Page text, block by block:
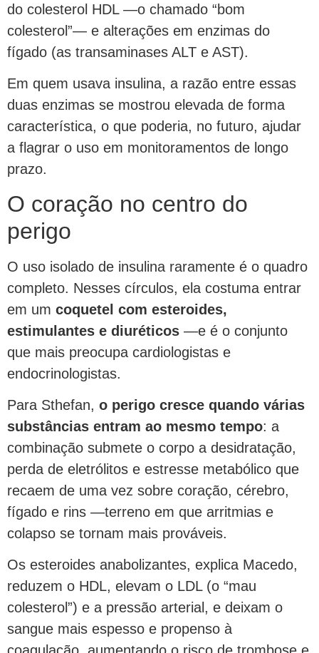
do colesterol HDL —o chamado “bom
colesterol”— e alterações em enzimas do
fígado (as transaminases ALT e AST).
Em quem usava insulina, a razão entre essas
duas enzimas se mostrou elevada de forma
característica, o que poderia, no futuro, ajudar
a flagrar o uso em monitoramentos de longo
prazo.
O coração no centro do
perigo
O uso isolado de insulina raramente é o quadro
completo. Nesses círculos, ela costuma entrar
em um coquetel com esteroides,
estimulantes e diuréticos —e é o conjunto
que mais preocupa cardiologistas e
endocrinologistas.
Para Sthefan, o perigo cresce quando várias
substâncias entram ao mesmo tempo: a
combinação submete o corpo a desidratação,
perda de eletrólitos e estresse metabólico que
recaem de uma vez sobre coração, cérebro,
fígado e rins —terreno em que arritmias e
colapso se tornam mais prováveis.
Os esteroides anabolizantes, explica Macedo,
reduzem o HDL, elevam o LDL (o “mau
colesterol”) e a pressão arterial, e deixam o
sangue mais espesso e propenso à